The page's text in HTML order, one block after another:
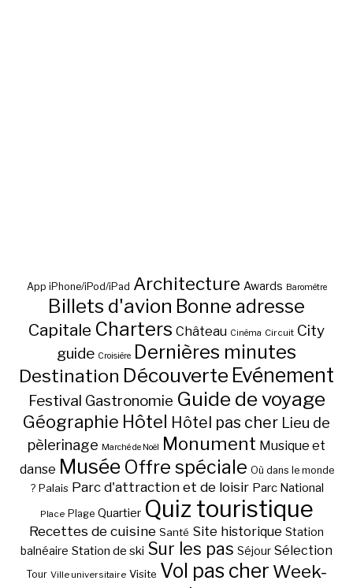
App iPhone/iPod/iPad Architecture Awards Baromètre
Billets d'avion Bonne adresse
Capitale Charters Château Cinéma Circuit City
guide Croisière Dernières minutes
Destination Découverte Evénement
Festival Gastronomie Guide de voyage
Géographie Hôtel Hôtel pas cher Lieu de
pèlerinage Marché de Noël Monument Musique et
danse Musée Offre spéciale Où dans le monde
? Palais Parc d'attraction et de loisir Parc National
Place Plage Quartier Quiz touristique
Recettes de cuisine Santé Site historique Station
balnéaire Station de ski Sur les pas Séjour Sélection
Tour Ville universitaire Visite Vol pas cher Week-